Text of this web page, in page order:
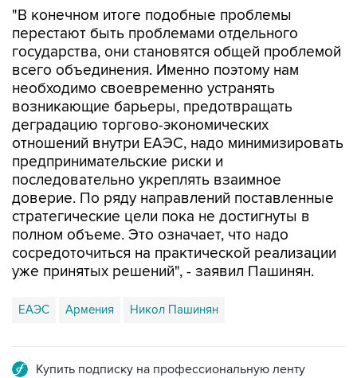
"В конечном итоге подобные проблемы
перестают быть проблемами отдельного
государства, они становятся общей проблемой
всего объединения. Именно поэтому нам
необходимо своевременно устранять
возникающие барьеры, предотвращать
деградацию торгово-экономических
отношений внутри ЕАЭС, надо минимизировать
предпринимательские риски и
последовательно укреплять взаимное
доверие. По ряду направлений поставленные
стратегические цели пока не достигнуты в
полном объеме. Это означает, что надо
сосредоточиться на практической реализации
уже принятых решений", - заявил Пашинян.
ЕАЭС Армения Никол Пашинян
Купить подписку на профессиональную ленту